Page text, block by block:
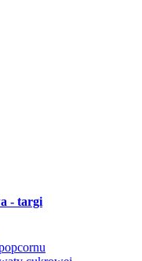
- targi